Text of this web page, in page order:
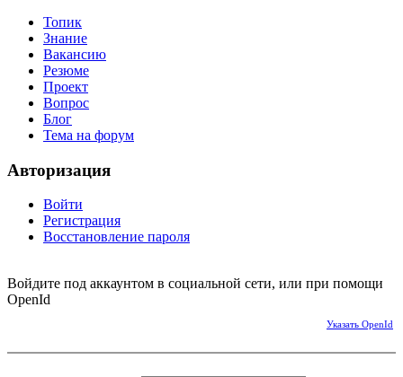
Топик
Знание
Вакансию
Резюме
Проект
Вопрос
Блог
Тема на форум
Авторизация
Войти
Регистрация
Восстановление пароля
Войдите под аккаунтом в социальной сети, или при помощи
OpenId
Указать OpenId